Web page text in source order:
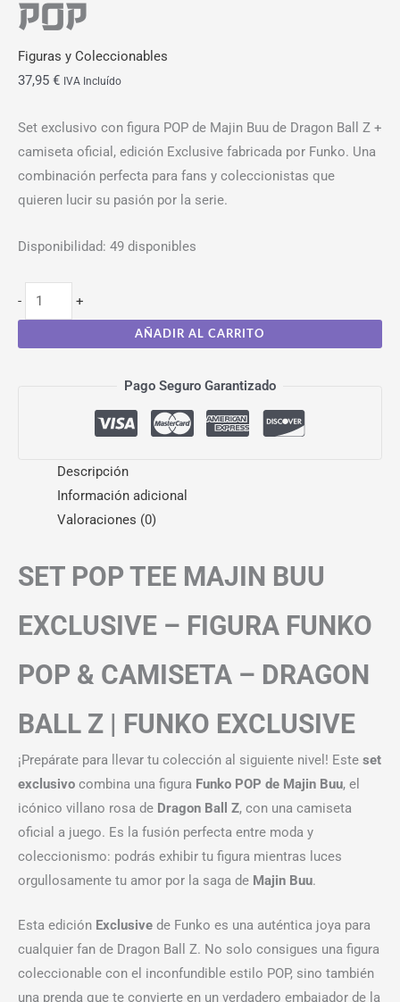
POP
Figuras y Coleccionables
37,95 € IVA Incluído
Set exclusivo con figura POP de Majin Buu de Dragon Ball Z +
camiseta oficial, edición Exclusive fabricada por Funko. Una
combinación perfecta para fans y coleccionistas que
quieren lucir su pasión por la serie.
Disponibilidad: 49 disponibles
- +
AÑADIR AL CARRITO
Pago Seguro Garantizado
Descripción
Información adicional
Valoraciones (0)
SET POP TEE MAJIN BUU
EXCLUSIVE – FIGURA FUNKO
POP & CAMISETA – DRAGON
BALL Z | FUNKO EXCLUSIVE
¡Prepárate para llevar tu colección al siguiente nivel! Este set
exclusivo combina una figura Funko POP de Majin Buu, el
icónico villano rosa de Dragon Ball Z, con una camiseta
oficial a juego. Es la fusión perfecta entre moda y
coleccionismo: podrás exhibir tu figura mientras luces
orgullosamente tu amor por la saga de Majin Buu.
Esta edición Exclusive de Funko es una auténtica joya para
cualquier fan de Dragon Ball Z. No solo consigues una figura
coleccionable con el inconfundible estilo POP, sino también
una prenda que te convierte en un verdadero embajador de la